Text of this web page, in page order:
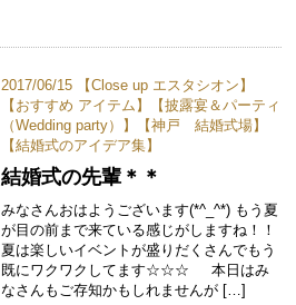
2017/06/15 【Close up エスタシオン 】
【 おすすめ アイテム 】【披露宴＆パーティ
（Wedding party）
】【神戸 結婚式場】
【結婚式のアイデア集】
結婚式の先輩＊＊
みなさんおはようございます(*^_^*) もう夏
が目の前まで来ている感じがしますね！！
夏は楽しいイベントが盛りだくさんでもう
既にワクワクしてます☆☆☆ 本日はみ
なさんもご存知かもしれませんが […]